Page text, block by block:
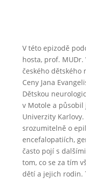
V této epizodě
hosta, prof. MUDr.
českého dětského
Ceny Jana
Dětskou
v Motole a působil
Univerzity
srozumitelně o
encefalopatiích,
často pojí s
tom, co se za tím
dětí a jejich rodin.